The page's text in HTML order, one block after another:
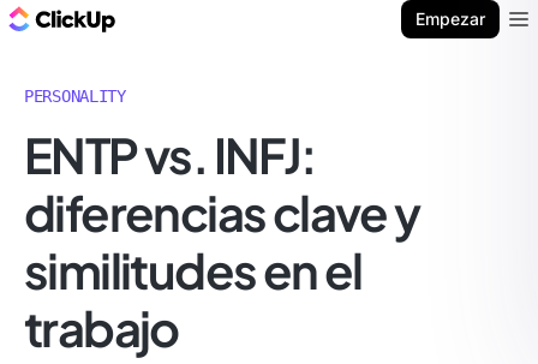
Empezar
PERSONALITY
ENTP vs. INFJ:
diferencias clave y
similitudes en el
trabajo